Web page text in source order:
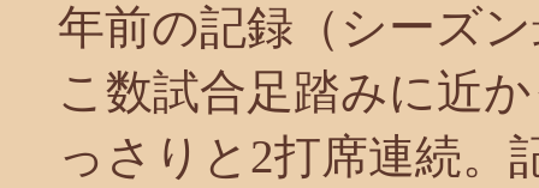
年前の記録（シーズ
こ数試合足踏みに近
っさりと2打席連続。